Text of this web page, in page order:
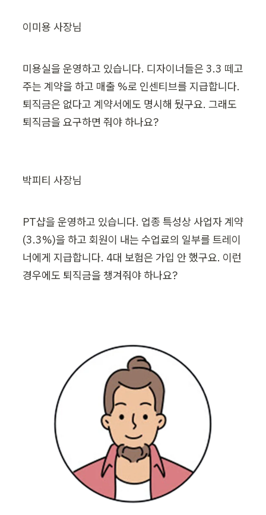
이미용 사장님
미용실을 운영하고 있습니다. 디자이너들은 3.3 떼고
주는 계약을 하고 매출 %로 인센티브를 지급합니다.
퇴직금은 없다고 계약서에도 명시해 뒀구요. 그래도
퇴직금을 요구하면 줘야 하나요?
박피티 사장님
PT샵을 운영하고 있습니다. 업종 특성상 사업자 계약
(3.3%)을 하고 회원이 내는 수업료의 일부를 트레이
너에게 지급합니다. 4대 보험은 가입 안 했구요. 이런
경우에도 퇴직금을 챙겨줘야 하나요?